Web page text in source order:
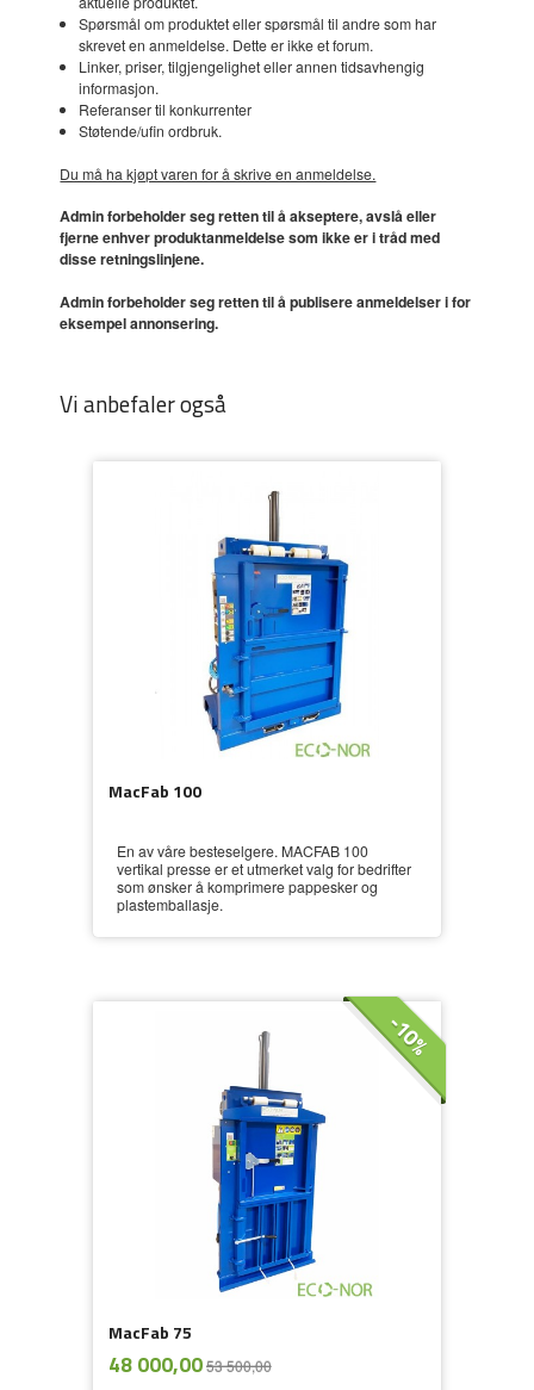
Spørsmål om produktet eller spørsmål til andre som har
skrevet en anmeldelse. Dette er ikke et forum.
Linker, priser, tilgjengelighet eller annen tidsavhengig
informasjon.
Referanser til konkurrenter
Støtende/ufin ordbruk.
Du må ha kjøpt varen for å skrive en anmeldelse.
Admin forbeholder seg retten til å akseptere, avslå eller
fjerne enhver produktanmeldelse som ikke er i tråd med
disse retningslinjene.
Admin forbeholder seg retten til å publisere anmeldelser i for
eksempel annonsering.
Vi anbefaler også
MacFab 100
En av våre besteselgere. MACFAB 100
vertikal presse er et utmerket valg for bedrifter
som ønsker å komprimere pappesker og
plastemballasje.
MacFab 75
Tilbud
48 000,0053 500,00
-10%
mva.